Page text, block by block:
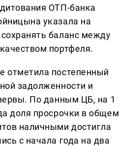
ОТП-банка
указала на
баланс между
портфеля.
отметила постепенный
задолженности и
По данным ЦБ, на 1
доля просрочки в общем
наличными достигла
с начала года на два